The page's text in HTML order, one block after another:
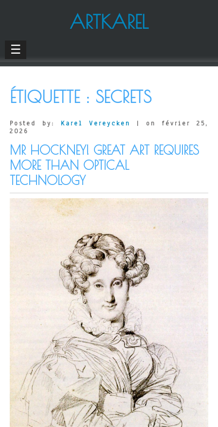
ARTKAREL
☰
ÉTIQUETTE : SECRETS
Posted by: Karel Vereycken
| on février 25,
2026
MR HOCKNEY! GREAT ART REQUIRES
MORE THAN OPTICAL
TECHNOLOGY